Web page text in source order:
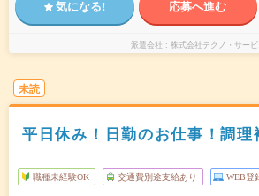
気になる! 応募へ進む
派遣会社 株式会社テクノ・サービ
未読
平日休み！日勤のお仕事！調理
職種未経験OK 交通費別途支給あり WEB登